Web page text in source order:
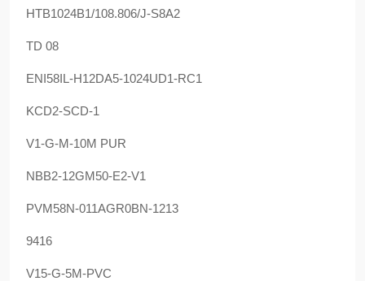
HTB1024B1/108.806/J-S8A2
TD 08
ENI58IL-H12DA5-1024UD1-RC1
KCD2-SCD-1
V1-G-M-10M PUR
NBB2-12GM50-E2-V1
PVM58N-011AGR0BN-1213
9416
V15-G-5M-PVC